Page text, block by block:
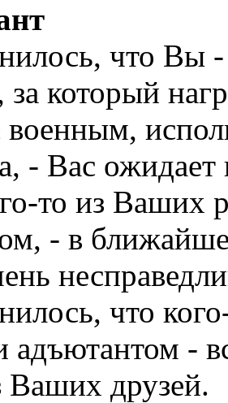
что Вы
который
военным,
- Вас ожидает
то из Ваших
- в
что
адъютантом -
Ваших друзей.